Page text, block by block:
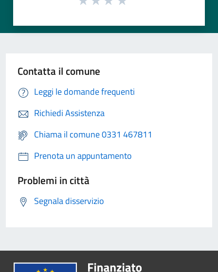
Contatta il comune
Leggi le domande frequenti
Richiedi Assistenza
Chiama il comune 0331 467811
Prenota un appuntamento
Problemi in città
Segnala disservizio